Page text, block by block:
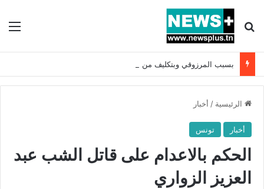
بحث عن
الرئيسية / أخبار
أخبار تونس
الحكم بالاعدام على قاتل الشب عبد
العزيز الزواري